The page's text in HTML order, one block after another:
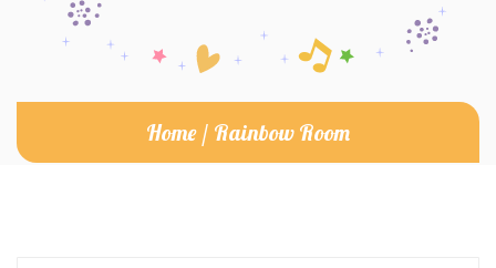
Home / Rainbow Room